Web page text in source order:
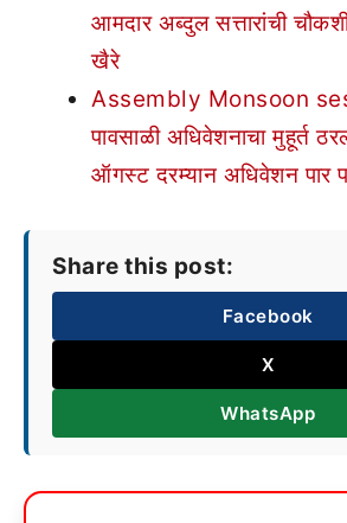
आमदार अब्दुल सत्तारांची
खैरे
Assembly Monsoon
पावसाळी अधिवेशनाचा मुहूर्त
ऑगस्ट दरम्यान अधिवेशन पार
Share this post:
Facebook
X
WhatsApp